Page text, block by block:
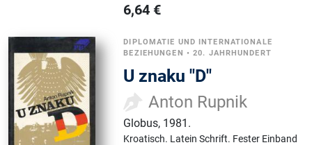
6,64 €
DIPLOMATIE UND INTERNATIONALE
BEZIEHUNGEN •20. JAHRHUNDERT
U znaku "D"
Anton Rupnik
Globus, 1981.
Kroatisch. Latein Schrift. Fester Einband